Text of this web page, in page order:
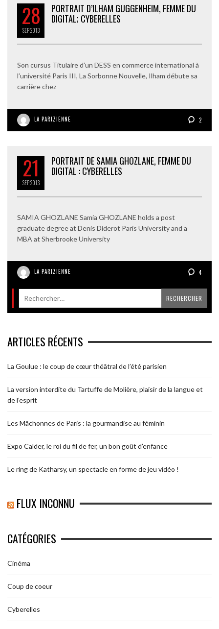
28
SEP2013
PORTRAIT D’ILHAM GUGGENHEIM, FEMME DU
DIGITAL; CYBERELLES
Son cursus Titulaire d’un DESS en commerce international à
l’université Paris III, La Sorbonne Nouvelle, Ilham débute sa
carrière chez
LA PARIZIENNE 2
21
SEP2013
PORTRAIT DE SAMIA GHOZLANE, FEMME DU
DIGITAL : CYBERELLES
SAMIA GHOZLANE Samia GHOZLANE holds a post
graduate degree at Denis Diderot Paris University and a
MBA at Sherbrooke University
LA PARIZIENNE 4
ARTICLES RÉCENTS
La Goulue : le coup de cœur théâtral de l’été parisien
La version interdite du Tartuffe de Molière, plaisir de la langue et
de l’esprit
Les Mâchonnes de Paris : la gourmandise au féminin
Expo Calder, le roi du fil de fer, un bon goût d’enfance
Le ring de Katharsy, un spectacle en forme de jeu vidéo !
FLUX INCONNU
CATÉGORIES
Cinéma
Coup de coeur
Cyberelles